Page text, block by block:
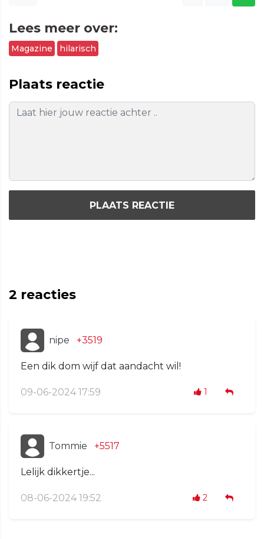
Lees meer over:
Magazine hilarisch
Plaats reactie
PLAATS REACTIE
2 reacties
nipe +3519
Een dik dom wijf dat aandacht wil!
09-06-2024 17:59 1
Tommie +5517
Lelijk dikkertje...
08-06-2024 19:52 2